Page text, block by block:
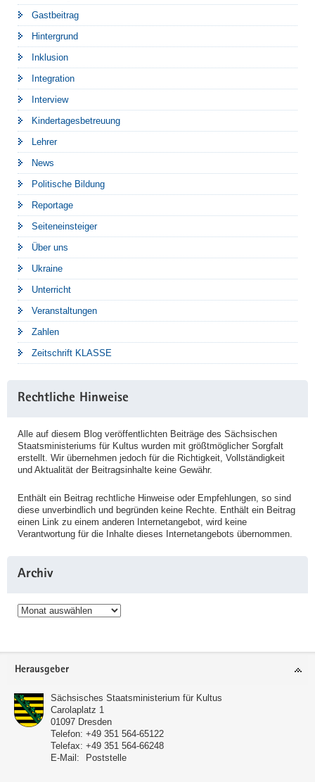
Gastbeitrag
Hintergrund
Inklusion
Integration
Interview
Kindertagesbetreuung
Lehrer
News
Politische Bildung
Reportage
Seiteneinsteiger
Über uns
Ukraine
Unterricht
Veranstaltungen
Zahlen
Zeitschrift KLASSE
Rechtliche Hinweise
Alle auf diesem Blog veröffentlichten Beiträge des Sächsischen
Staatsministeriums für Kultus wurden mit größtmöglicher Sorgfalt
erstellt. Wir übernehmen jedoch für die Richtigkeit, Vollständigkeit
und Aktualität der Beitragsinhalte keine Gewähr.
Enthält ein Beitrag rechtliche Hinweise oder Empfehlungen, so sind
diese unverbindlich und begründen keine Rechte. Enthält ein Beitrag
einen Link zu einem anderen Internetangebot, wird keine
Verantwortung für die Inhalte dieses Internetangebots übernommen.
Archiv
Archiv
Service
Herausgeber
Sächsisches Staatsministerium für Kultus
Carolaplatz 1
01097 Dresden
Telefon: +49 351 564-65122
Telefax: +49 351 564-66248
E-Mail:
Poststelle